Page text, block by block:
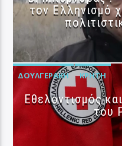
τον Ελληνισμό
ΔΟΥΛΓΕΡΆΚΗ ΚΡΉΤΗ
Εθελοντισμός
του